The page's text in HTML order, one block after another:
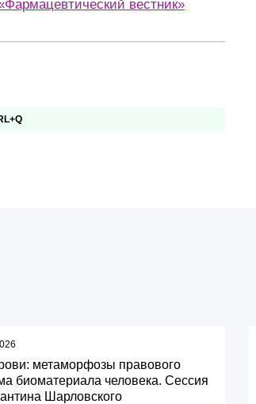
вестник»
метаморфозы правового
биоматериала человека. Сессия
Шарловского